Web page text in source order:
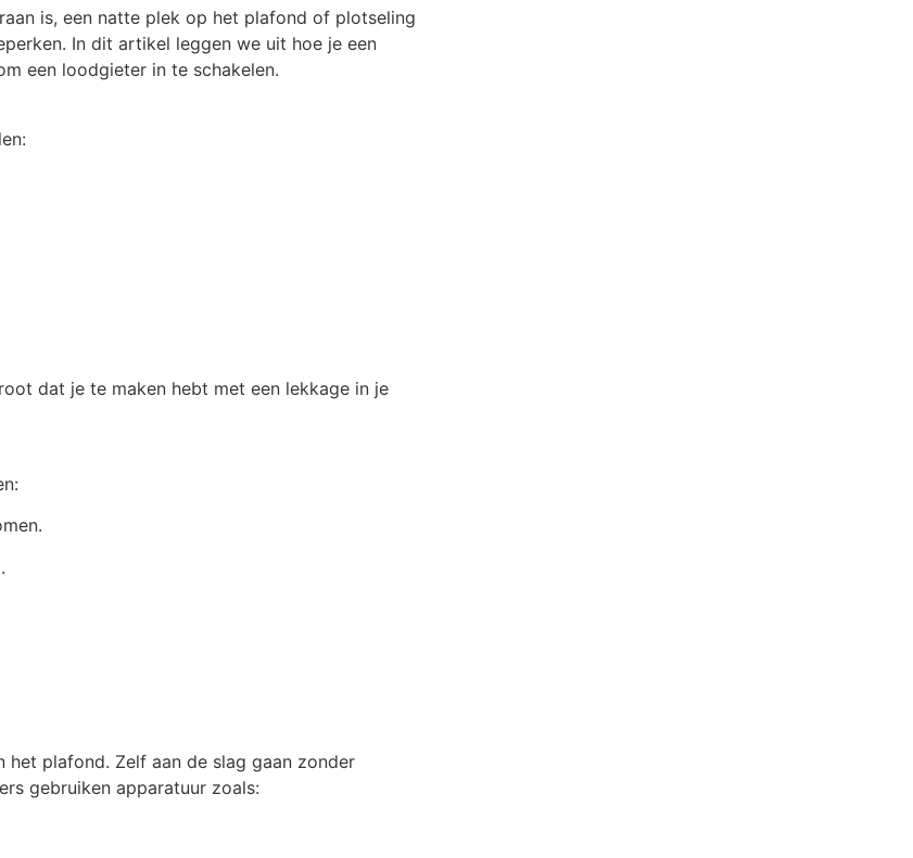
is, een natte plek op het plafond of plotseling
In dit artikel leggen we uit hoe je een
een loodgieter in te schakelen.
dat je te maken hebt met een lekkage in je
plafond. Zelf aan de slag gaan zonder
gebruiken apparatuur zoals: